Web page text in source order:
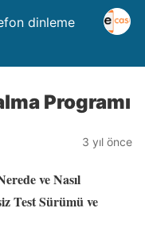
dinleme
Programı
3 yıl önce
ve Nasıl
Test Sürümü ve